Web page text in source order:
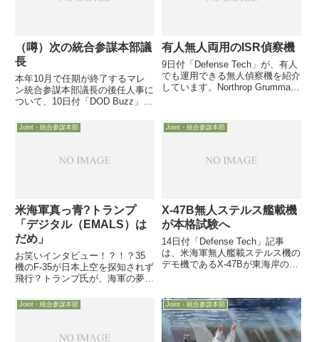
（噂）次の統合参謀本部議
長
本年10月で任期が終了するマレ
ン統合参謀本部議長の後任人事に
ついて、10日付「DOD Buzz」が
ます。カートライト副議長（海兵
隊）、スタブリディスNATO司令
謀総長が現在の有力候補らしいで
有人無人両用のISR偵察機
9日付「Defense Tech」が、有人
でも運用できる無人偵察機を紹介
しています。Northrop Grumman
用している加州のBeale空軍基地
近郊での飛行が最近確認されるよ
Joint・統合参謀本部
米海軍真っ青?トランプ
「デジタル（EMALS）は
だめ」
お笑いインタビュー！？！？35
機のF-35が日本上空を探知されず
飛行？トランプ氏が、海軍の夢：
日、Time誌がトランプ大統領と
ホワイトハウスで夕食（4品のコ
100分間のインタ...
Joint・統合参謀本部
X-47B無人ステルス艦載機
が本格試験へ
14日付「Defense Tech」記事
は、米海軍無人艦載ステルス機の
デモ機であるX-47Bが東海岸の海
開始されると報じています
Joint・統合参謀本部 Joint・統合参謀本部